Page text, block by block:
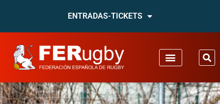
ENTRADAS-TICKETS